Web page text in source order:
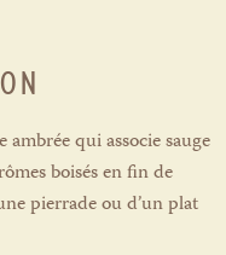
qui associe sauge
boisés en fin de
pierrade ou d’un plat